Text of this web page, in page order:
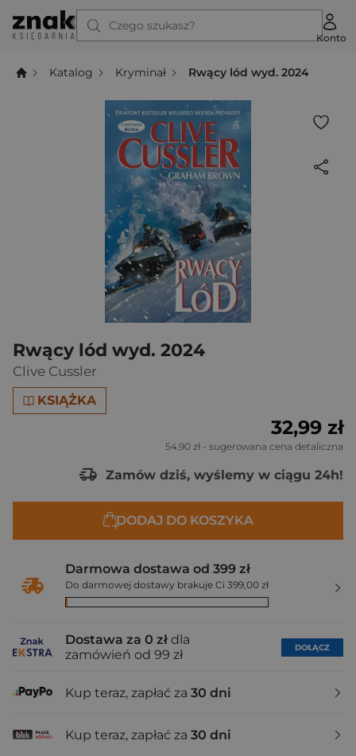
Czego szukasz?
Konto
Katalog Kryminał Rwący lód wyd. 2024
Rwący lód wyd. 2024
Clive Cussler
KSIĄŻKA
32,99 zł
54,90 zł - sugerowana cena detaliczna
Zamów dziś, wyślemy w ciągu 24h!
DODAJ DO KOSZYKA
Darmowa dostawa od 399 zł
Do darmowej dostawy brakuje Ci 399,00 zł
Dostawa za 0 zł dla
zamówień od 99 zł
DOŁĄCZ
Kup teraz, zapłać za 30 dni
Kup teraz, zapłać za 30 dni